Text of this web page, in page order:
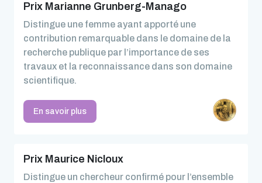
Prix Marianne Grunberg-Manago
Distingue une femme ayant apporté une
contribution remarquable dans le domaine de la
recherche publique par l’importance de ses
travaux et la reconnaissance dans son domaine
scientifique.
En savoir plus
Prix Maurice Nicloux
Distingue un chercheur confirmé pour l’ensemble